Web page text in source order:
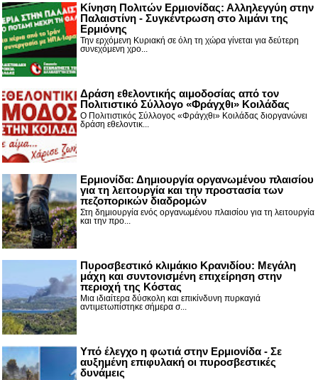
Κίνηση Πολιτών Ερμιονίδας: Αλληλεγγύη στην
Παλαιστίνη - Συγκέντρωση στο λιμάνι της
Ερμιόνης
Την ερχόμενη Κυριακή σε όλη τη χώρα γίνεται για δεύτερη
συνεχόμενη χρο...
Δράση εθελοντικής αιμοδοσίας από τον
Πολιτιστικό Σύλλογο «Φράγχθι» Κοιλάδας
Ο Πολιτιστικός Σύλλογος «Φράγχθι» Κοιλάδας διοργανώνει
δράση εθελοντικ...
Ερμιονίδα: Δημιουργία οργανωμένου πλαισίου
για τη λειτουργία και την προστασία των
πεζοπορικών διαδρομών
Στη δημιουργία ενός οργανωμένου πλαισίου για τη λειτουργία
και την προ...
Πυροσβεστικό κλιμάκιο Κρανιδίου: Μεγάλη
μάχη και συντονισμένη επιχείρηση στην
περιοχή της Κόστας
Μια ιδιαίτερα δύσκολη και επικίνδυνη πυρκαγιά
αντιμετωπίστηκε σήμερα σ...
Υπό έλεγχο η φωτιά στην Ερμιονίδα - Σε
αυξημένη επιφυλακή οι πυροσβεστικές
δυνάμεις